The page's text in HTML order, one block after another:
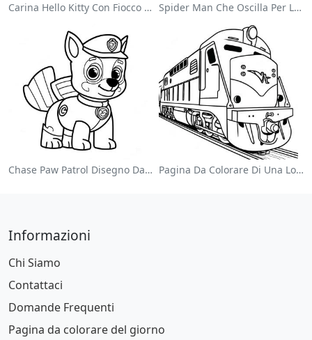
Carina Hello Kitty Con Fiocco Da Colorare Spider Man Che Oscilla Per La Città Da Colorare
Chase Paw Patrol Disegno Da Colorare Pagina Da Colorare Di Una Locomotiva Colorata
Informazioni
Chi Siamo
Contattaci
Domande Frequenti
Pagina da colorare del giorno